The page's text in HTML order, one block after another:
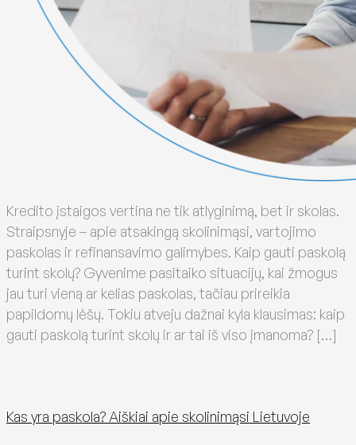
Kredito įstaigos vertina ne tik atlyginimą, bet ir skolas.
Straipsnyje – apie atsakingą skolinimąsi, vartojimo
paskolas ir refinansavimo galimybes. Kaip gauti paskolą
turint skolų? Gyvenime pasitaiko situacijų, kai žmogus
jau turi vieną ar kelias paskolas, tačiau prireikia
papildomų lėšų. Tokiu atveju dažnai kyla klausimas: kaip
gauti paskolą turint skolų ir ar tai iš viso įmanoma? […]
Kas yra paskola? Aiškiai apie skolinimąsi Lietuvoje